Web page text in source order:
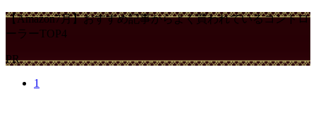
【Amazon7月】おすすめ記事からよく買われているコントロ
ーラーTOP4
PR
1